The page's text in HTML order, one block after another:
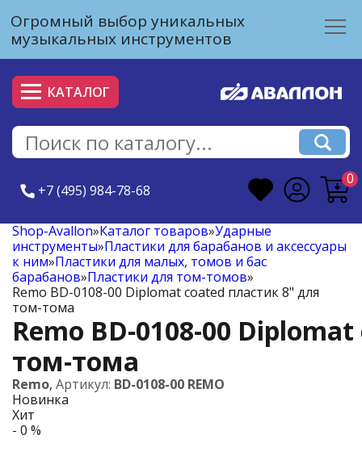
Огромный выбор уникальных
музыкальных инструментов
КАТАЛОГ
+7 (495) 984-78-68
0
Shop-Avallon»Каталог товаров»Ударные
инструменты»Пластики для барабанов и аксессуары
к ним»Пластики для малых, томов и бас
барабанов»Пластики для том-томов»
Remo BD-0108-00 Diplomat coated пластик 8" для
том-тома
Remo BD-0108-00
том-тома
Remo, Артикул: BD-0108-00 REMO
Новинка
Хит
- 0 %